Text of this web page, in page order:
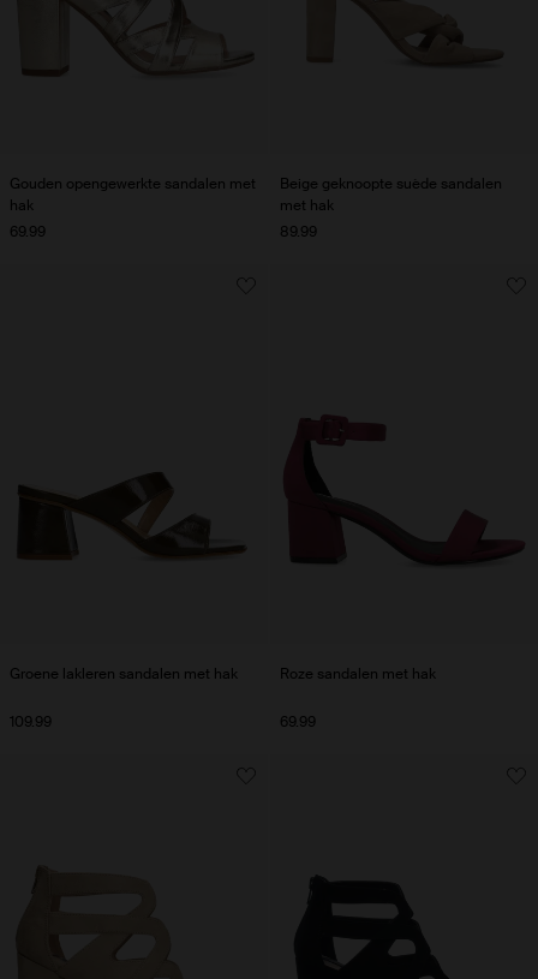
Gouden opengewerkte sandalen met
hak
69.99
Beige geknoopte suède sandalen
met hak
89.99
Groene lakleren sandalen met hak
109.99
Roze sandalen met hak
69.99